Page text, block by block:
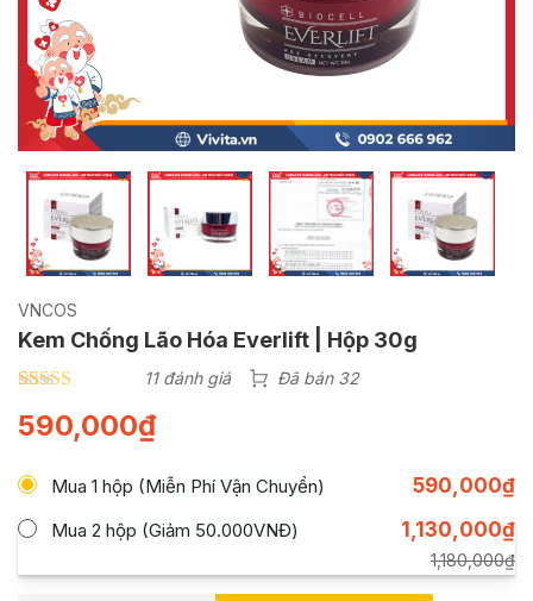
VNCOS
Kem Chống Lão Hóa Everlift | Hộp 30g
dựa trên
đánh giá
11 đánh giá Đã bán 32
590,000₫
Mua 1 hộp (Miễn Phí Vận Chuyển) 590,000₫
Mua 2 hộp (Giảm 50.000VNĐ)
1,180,000₫
1,130,000₫